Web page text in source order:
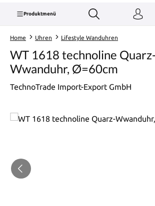
Produktmenü
Home Uhren Lifestyle Wanduhren
WT 1618 technoline
Wwanduhr, Ø=60cm
TechnoTrade Import-Export GmbH